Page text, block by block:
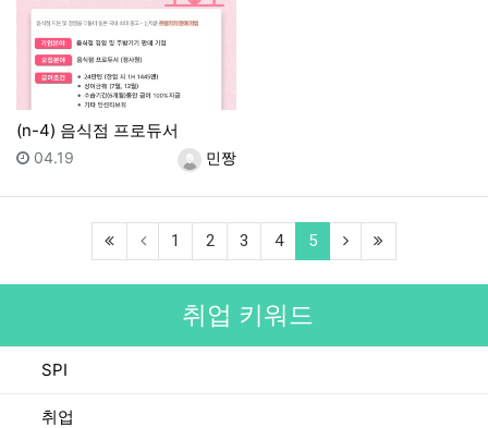
(n-4) 음식점 프로듀서
등록자민짱
등록일
04.19
(first) 1 2 3 4 5(current)
(next)
취업 키워드
SPI
취업